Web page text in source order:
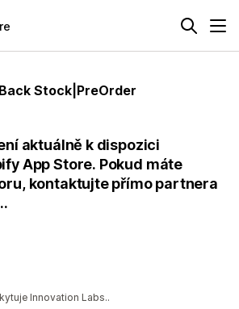
Stock|PreOrder
aktuálně k dispozici
App Store. Pokud máte
kontaktujte přímo partnera
Innovation Labs..